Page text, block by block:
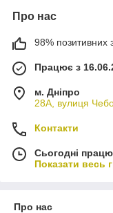
Про нас
98% позитивних з
Працює з
м. Дніпро
28А, вулиця
Контакти
Сьогодні
Показати весь
Про нас